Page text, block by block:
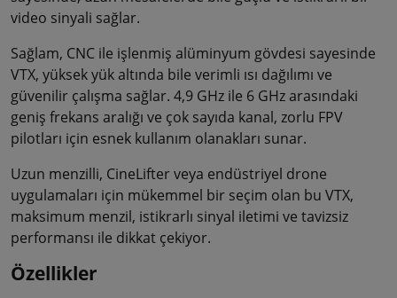
video sinyali sağlar.
Sağlam, CNC ile işlenmiş alüminyum gövdesi sayesinde
VTX, yüksek yük altında bile verimli ısı dağılımı ve
güvenilir çalışma sağlar. 4,9 GHz ile 6 GHz arasındaki
geniş frekans aralığı ve çok sayıda kanal, zorlu FPV
pilotları için esnek kullanım olanakları sunar.
Uzun menzilli, CineLifter veya endüstriyel drone
uygulamaları için mükemmel bir seçim olan bu VTX,
maksimum menzil, istikrarlı sinyal iletimi ve tavizsiz
performansı ile dikkat çekiyor.
Özellikler